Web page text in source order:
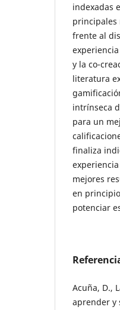
indexadas
principales
frente al
y la co-
literatura
intrínseca
para un
finaliza
mejores
en
potenciar
Acuña, D.,
aprender y